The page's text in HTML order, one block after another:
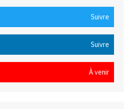
Suivre
Suivre
À venir